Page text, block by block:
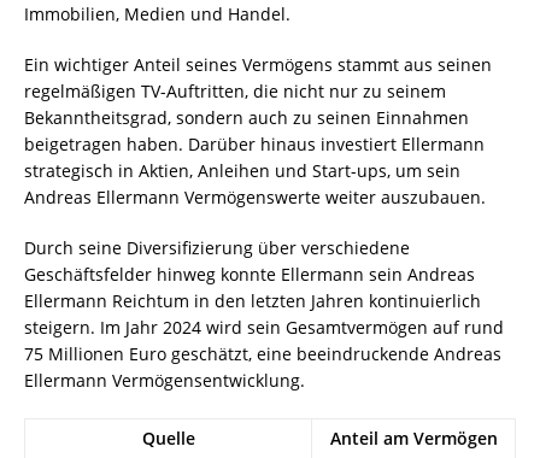
Immobilien, Medien und Handel.
Ein wichtiger Anteil seines Vermögens stammt aus seinen
regelmäßigen TV-Auftritten, die nicht nur zu seinem
Bekanntheitsgrad, sondern auch zu seinen Einnahmen
beigetragen haben. Darüber hinaus investiert Ellermann
strategisch in Aktien, Anleihen und Start-ups, um sein
Andreas Ellermann Vermögenswerte weiter auszubauen.
Durch seine Diversifizierung über verschiedene
Geschäftsfelder hinweg konnte Ellermann sein Andreas
Ellermann Reichtum in den letzten Jahren kontinuierlich
steigern. Im Jahr 2024 wird sein Gesamtvermögen auf rund
75 Millionen Euro geschätzt, eine beeindruckende Andreas
Ellermann Vermögensentwicklung.
Quelle
Anteil am Vermögen